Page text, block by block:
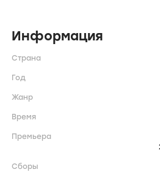
Информация
Страна
Год
Жанр
Время
Премьера
Сборы